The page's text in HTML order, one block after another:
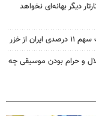
دیگر بهانه‌ای نخواهد
از خزر
و حرام بودن موسیقی چه